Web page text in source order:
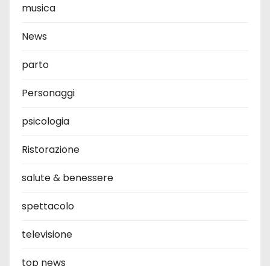
musica
News
parto
Personaggi
psicologia
Ristorazione
salute & benessere
spettacolo
televisione
top news